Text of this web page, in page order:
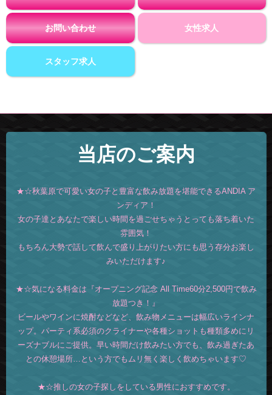
お問い合わせ 女性求人
スタッフ求人
当店のご案内
★☆秋葉原で可愛い女の子と豊富な飲み放題を堪能できるANDIA ア
ンディア！
女の子達とあなたで楽しい時間を過ごせちゃうとっても落ち着いた
雰囲気！
もちろん大勢で話して飲んで盛り上がりたい方にも思う存分お楽し
みいただけます♪
★☆気になる料金は『オープニング記念 All Time60分2,500円で飲み
放題つき！』
ビールやワインに焼酎などなど、飲み物メニューは幅広いラインナ
ップ。パーティ系必須のクライナーや各種ショットも種類多めにリ
ーズナブルにご提供。早い時間だけ飲みたい方でも、飲み過ぎたあ
との休憩場所…という方でもムリ無く楽しく飲めちゃいます♡
★☆推しの女の子探しをしている男性におすすめです。